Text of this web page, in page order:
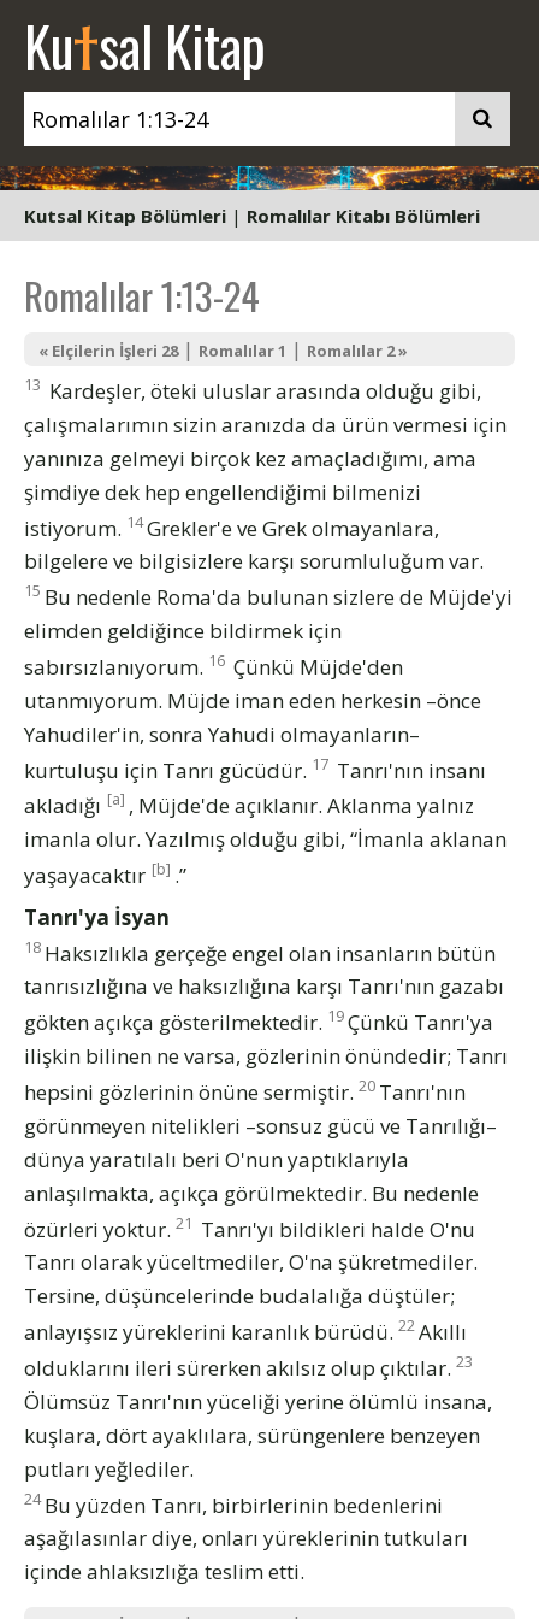
Kutsal Kitap
Kutsal Kitap Bölümleri | Romalılar Kitabı Bölümleri
Romalılar 1:13-24
« Elçilerin İşleri 28| Romalılar 1 | Romalılar 2 »
13 Kardeşler, öteki uluslar arasında olduğu gibi,
çalışmalarımın sizin aranızda da ürün vermesi için
yanınıza gelmeyi birçok kez amaçladığımı, ama
şimdiye dek hep engellendiğimi bilmenizi
istiyorum. 14Grekler'e ve Grek olmayanlara,
bilgelere ve bilgisizlere karşı sorumluluğum var.
15 Bu nedenle Roma'da bulunan sizlere de Müjde'yi
elimden geldiğince bildirmek için
sabırsızlanıyorum. 16 Çünkü Müjde'den
utanmıyorum. Müjde iman eden herkesin –önce
Yahudiler'in, sonra Yahudi olmayanların–
kurtuluşu için Tanrı gücüdür. 17 Tanrı'nın insanı
akladığı [a] , Müjde'de açıklanır. Aklanma yalnız
imanla olur. Yazılmış olduğu gibi, “İmanla aklanan
yaşayacaktır [b] .”
Tanrı'ya İsyan
18 Haksızlıkla gerçeğe engel olan insanların bütün
tanrısızlığına ve haksızlığına karşı Tanrı'nın gazabı
gökten açıkça gösterilmektedir. 19Çünkü Tanrı'ya
ilişkin bilinen ne varsa, gözlerinin önündedir; Tanrı
hepsini gözlerinin önüne sermiştir. 20 Tanrı'nın
görünmeyen nitelikleri –sonsuz gücü ve Tanrılığı–
dünya yaratılalı beri O'nun yaptıklarıyla
anlaşılmakta, açıkça görülmektedir. Bu nedenle
özürleri yoktur. 21 Tanrı'yı bildikleri halde O'nu
Tanrı olarak yüceltmediler, O'na şükretmediler.
Tersine, düşüncelerinde budalalığa düştüler;
anlayışsız yüreklerini karanlık bürüdü. 22Akıllı
olduklarını ileri sürerken akılsız olup çıktılar. 23
Ölümsüz Tanrı'nın yüceliği yerine ölümlü insana,
kuşlara, dört ayaklılara, sürüngenlere benzeyen
putları yeğlediler.
24 Bu yüzden Tanrı, birbirlerinin bedenlerini
aşağılasınlar diye, onları yüreklerinin tutkuları
içinde ahlaksızlığa teslim etti.